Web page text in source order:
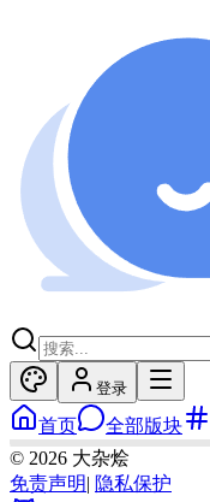
登录
首页 全部版块
© 2026 大杂烩
免责声明| 隐私保护